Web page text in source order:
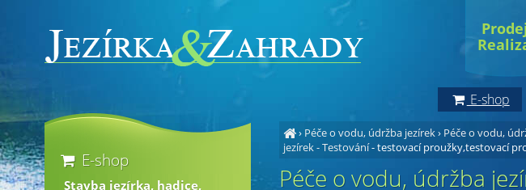
› Péče o vodu, údržba jezírek› Péče o vodu,
jezírek - Testování- testovací proužky,testovací
Péče o vodu, údržba
E-shop
Stavba jezírka, hadice,
E-shop